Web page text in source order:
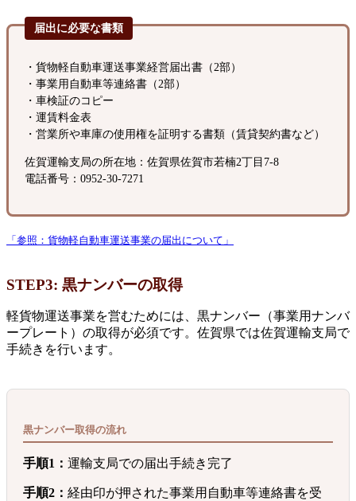
届出に必要な書類
・貨物軽自動車運送事業経営届出書（2部）
・事業用自動車等連絡書（2部）
・車検証のコピー
・運賃料金表
・営業所や車庫の使用権を証明する書類（賃貸契約書など）
佐賀運輸支局の所在地：佐賀県佐賀市若楠2丁目7-8
電話番号：0952-30-7271
「参照：貨物軽自動車運送事業の届出について」
STEP3: 黒ナンバーの取得
軽貨物運送事業を営むためには、黒ナンバー（事業用ナンバ
ープレート）の取得が必須です。佐賀県では佐賀運輸支局で
手続きを行います。
黒ナンバー取得の流れ
手順1： 運輸支局での届出手続き完了
手順2： 経由印が押された事業用自動車等連絡書を受